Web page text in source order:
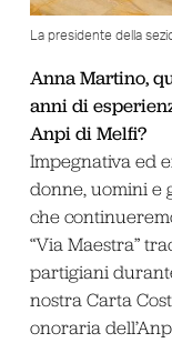
La presidente della
Anna Martino,
anni di
Anpi di Melfi?
Impegnativa ed
donne, uomini e
che
“Via Maestra”
partigiani
nostra Carta
onoraria